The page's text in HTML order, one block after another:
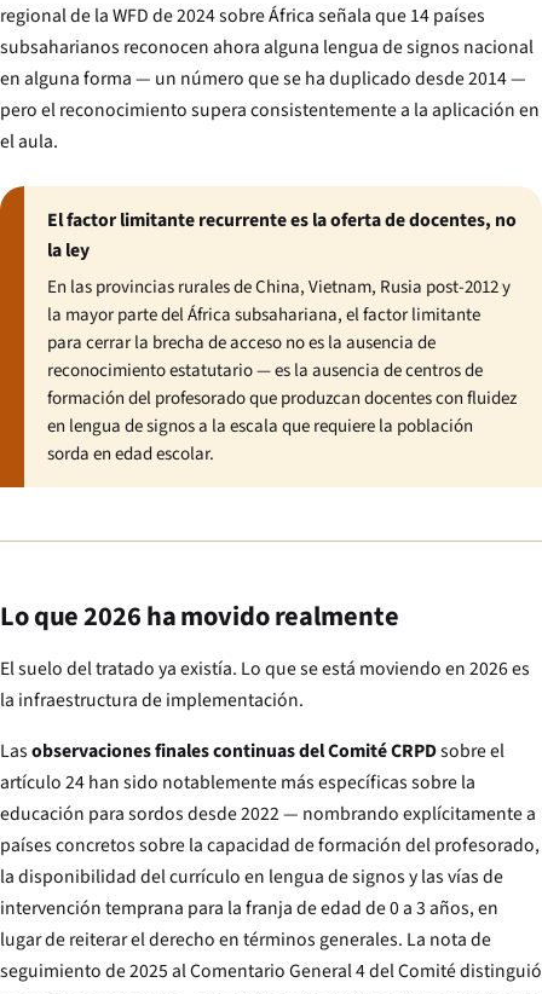
regional de la WFD de 2024 sobre África señala que 14 países
subsaharianos reconocen ahora alguna lengua de signos nacional
en alguna forma — un número que se ha duplicado desde 2014 —
pero el reconocimiento supera consistentemente a la aplicación en
el aula.
El factor limitante recurrente es la oferta de docentes, no
la ley
En las provincias rurales de China, Vietnam, Rusia post-2012 y
la mayor parte del África subsahariana, el factor limitante
para cerrar la brecha de acceso no es la ausencia de
reconocimiento estatutario — es la ausencia de centros de
formación del profesorado que produzcan docentes con fluidez
en lengua de signos a la escala que requiere la población
sorda en edad escolar.
Lo que 2026 ha movido realmente
El suelo del tratado ya existía. Lo que se está moviendo en 2026 es
la infraestructura de implementación.
Lasobservaciones finales continuas del Comité CRPDsobre el
artículo 24 han sido notablemente más específicas sobre la
educación para sordos desde 2022 — nombrando explícitamente a
países concretos sobre la capacidad de formación del profesorado,
la disponibilidad del currículo en lengua de signos y las vías de
intervención temprana para la franja de edad de 0 a 3 años, en
lugar de reiterar el derecho en términos generales. La nota de
seguimiento de 2025 al Comentario General 4 del Comité distinguió